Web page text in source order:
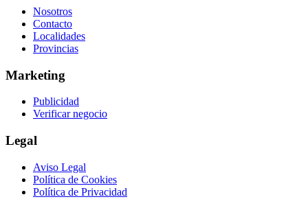
Nosotros
Contacto
Localidades
Provincias
Marketing
Publicidad
Verificar negocio
Legal
Aviso Legal
Política de Cookies
Política de Privacidad